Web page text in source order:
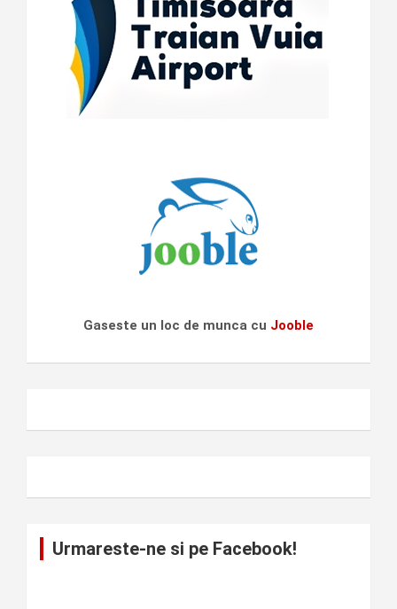
Gaseste un loc de munca cu Jooble
Urmareste-ne si pe Facebook!